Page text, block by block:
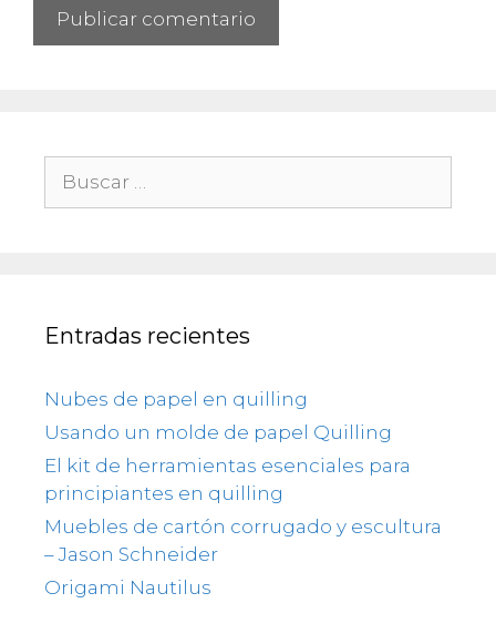
Entradas recientes
Nubes de papel en quilling
Usando un molde de papel Quilling
El kit de herramientas esenciales para
principiantes en quilling
Muebles de cartón corrugado y escultura
– Jason Schneider
Origami Nautilus